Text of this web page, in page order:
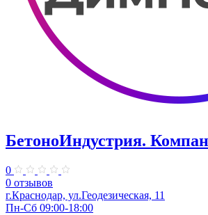
БетоноИндустрия.
0
0 отзывов
г.Краснодар, ул.Геодезическая, 11
Пн-Сб 09:00-18:00